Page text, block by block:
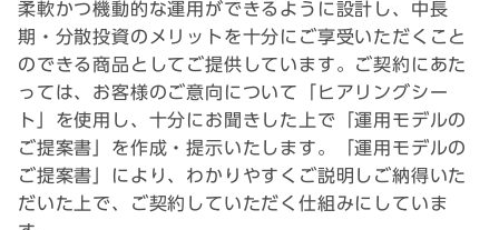
柔軟かつ機動的な運用ができるように設計し、中長
期・分散投資のメリットを十分にご享受いただくこと
のできる商品としてご提供しています。ご契約にあた
っては、お客様のご意向について「ヒアリングシー
ト」を使用し、十分にお聞きした上で「運用モデルの
ご提案書」を作成・提示いたします。「運用モデルの
ご提案書」により、わかりやすくご説明しご納得いた
だいた上で、ご契約していただく仕組みにしていま